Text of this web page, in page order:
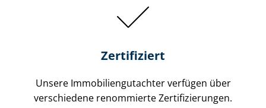
Zertifiziert
Unsere Immobilien­gutachter verfügen über
verschiedene renommierte Zer­ti­fi­zie­run­gen.